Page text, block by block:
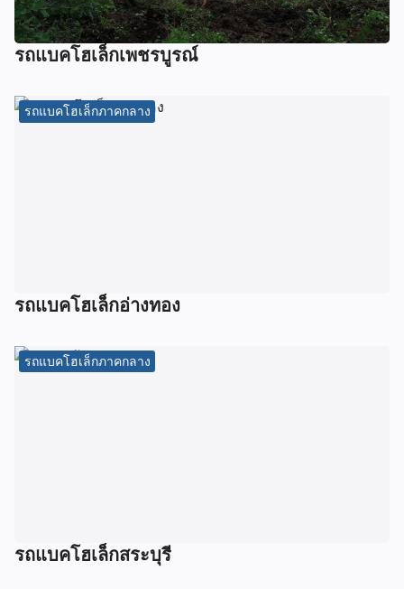
รถแบคโฮเล็กเพชรบูรณ์
รถแบคโฮเล็กภาคกลาง
รถแบคโฮเล็กอ่างทอง
รถแบคโฮเล็กภาคกลาง
รถแบคโฮเล็กสระบุรี